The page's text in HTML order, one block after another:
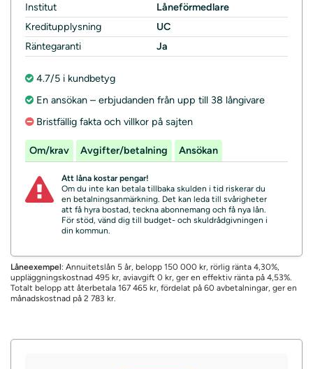
Institut
Låneförmedlare
Kreditupplysning
UC
Räntegaranti
Ja
4.7/5 i kundbetyg
En ansökan – erbjudanden från upp till 38 långivare
Bristfällig fakta och villkor på sajten
Om/krav Avgifter/betalning Ansökan
Att låna kostar pengar!
Om du inte kan betala tillbaka skulden i tid riskerar du
en betalningsanmärkning. Det kan leda till svårigheter
att få hyra bostad, teckna abonnemang och få nya lån.
För stöd, vänd dig till budget- och skuldrådgivningen i
din kommun.
Låneexempel: Annuitetslån 5 år, belopp 150 000 kr, rörlig ränta 4,30%,
uppläggningskostnad 495 kr, aviavgift 0 kr, ger en effektiv ränta på 4,53%.
Totalt belopp att återbetala 167 465 kr, fördelat på 60 avbetalningar, ger en
månadskostnad på 2 783 kr.